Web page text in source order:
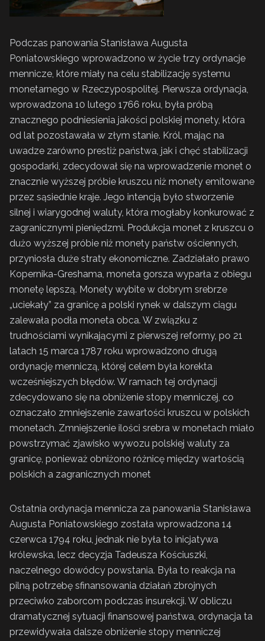
Podczas panowania Stanisława Augusta
Poniatowskiego wprowadzono w życie trzy ordynacje
mennicze, które miały na celu stabilizację systemu
monetarnego w Rzeczypospolitej. Pierwsza ordynacja,
wprowadzona 10 lutego 1766 roku, była próbą
znacznego podniesienia jakości polskiej monety, która
od lat pozostawała w złym stanie. Król, mając na
uwadze zarówno prestiż państwa, jak i chęć stabilizacji
gospodarki, zdecydował się na wprowadzenie monet o
znacznie wyższej próbie kruszcu niż monety emitowane
przez sąsiednie kraje. Jego intencją było stworzenie
silnej i wiarygodnej waluty, która mogłaby konkurować z
zagranicznymi pieniędzmi. Produkcja monet z kruszcu o
dużo wyższej próbie niż monety państw ościennych,
przyniosła duże straty ekonomiczne. Zadziałało prawo
Kopernika-Greshama, moneta gorsza wyparła z obiegu
monetę lepszą. Monety wybite w dobrym srebrze
„uciekały” za granicę a polski rynek w dalszym ciągu
zalewała podła moneta obca. W związku z
trudnościami wynikającymi z pierwszej reformy, po 21
latach 15 marca 1787 roku wprowadzono drugą
ordynację menniczą, której celem była korekta
wcześniejszych błędów. W ramach tej ordynacji
zdecydowano się na obniżenie stopy menniczej, co
oznaczało zmniejszenie zawartości kruszcu w polskich
monetach. Zmniejszenie ilości srebra w monetach miało
powstrzymać zjawisko wywozu polskiej waluty za
granicę, ponieważ obniżono różnicę między wartością
polskich a zagranicznych monet
Ostatnia ordynacja mennicza za panowania Stanisława
Augusta Poniatowskiego została wprowadzona 14
czerwca 1794 roku, jednak nie była to inicjatywa
królewska, lecz decyzja Tadeusza Kościuszki,
naczelnego dowódcy powstania. Była to reakcja na
pilną potrzebę sfinansowania działań zbrojnych
przeciwko zaborcom podczas insurekcji. W obliczu
dramatycznej sytuacji finansowej państwa, ordynacja ta
przewidywała dalsze obniżenie stopy menniczej